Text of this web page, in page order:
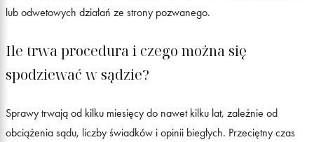
lub odwetowych działań ze strony pozwanego.
Ile trwa procedura i czego można się
spodziewać w sądzie?
Sprawy trwają od kilku miesięcy do nawet kilku lat, zależnie od
obciążenia sądu, liczby świadków i opinii biegłych. Przeciętny czas